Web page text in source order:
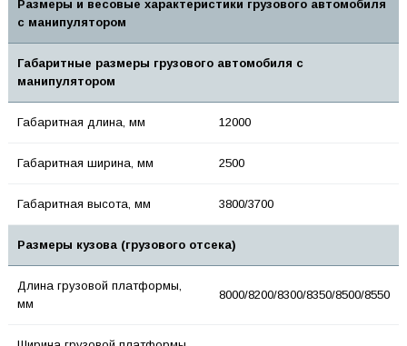
Размеры и весовые характеристики грузового автомобиля
с манипулятором
Габаритные размеры грузового автомобиля с
манипулятором
Габаритная длина, мм 12000
Габаритная ширина, мм 2500
Габаритная высота, мм 3800/3700
Размеры кузова (грузового отсека)
Длина грузовой платформы,
мм
8000/8200/8300/8350/8500/8550